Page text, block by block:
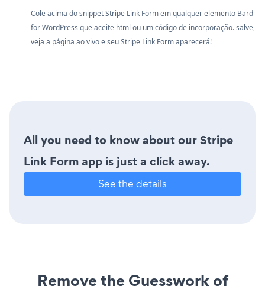
Cole acima do snippet Stripe Link Form em qualquer elemento Bard
for WordPress que aceite html ou um código de incorporação. salve,
veja a página ao vivo e seu Stripe Link Form aparecerá!
All you need to know about our Stripe
Link Form app is just a click away.
See the details
Remove the Guesswork of